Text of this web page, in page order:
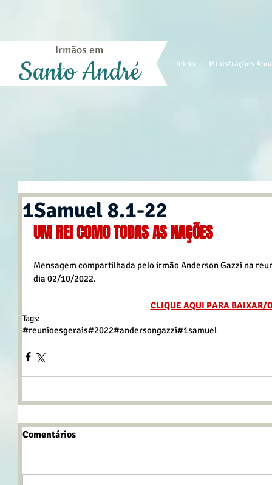
Início Ministrações
Irmãos em
Santo André
1Samuel 8.1-22
UM REI COMO TODAS AS NAÇÕES
Mensagem compartilhada pelo irmão Anderson Gazzi na
dia 02/10/2022.
CLIQUE AQUI PARA BAIXAR/
Tags:
#reunioesgerais#2022#andersongazzi#1samuel
Comentários